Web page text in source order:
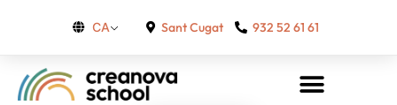
CA Sant Cugat 932 52 61 61